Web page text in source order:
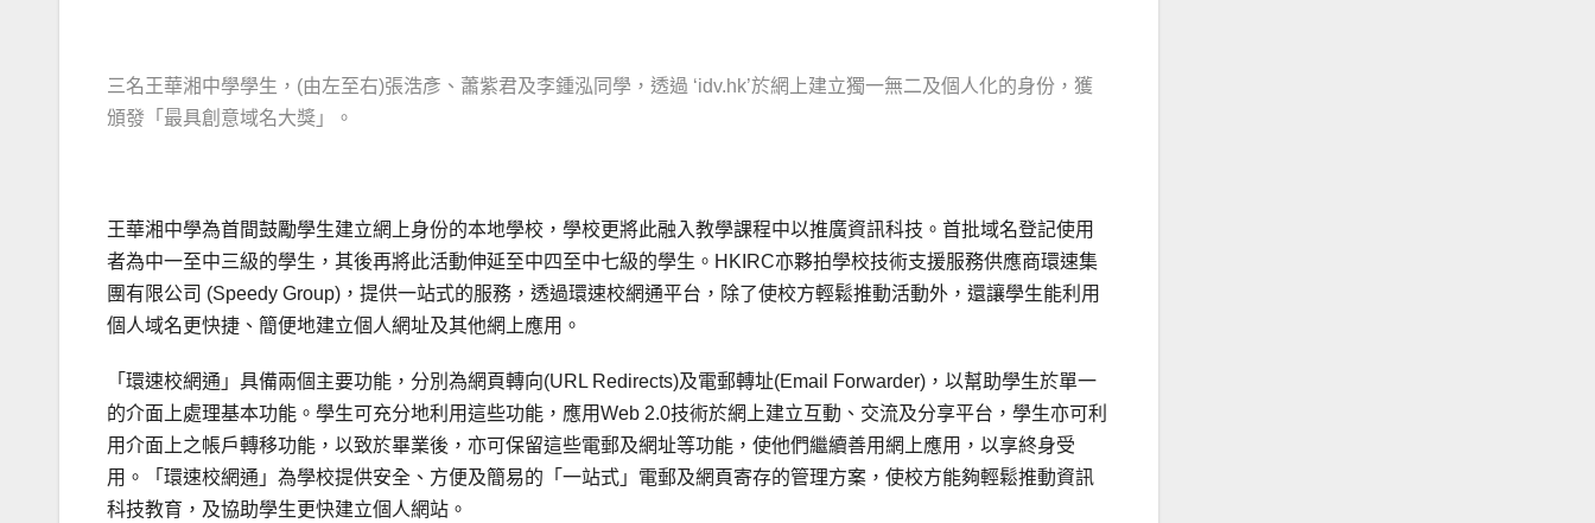
三名王華湘中學學生，(由左至右)張浩彥、蕭紫君及李鍾泓同學，透過 ‘idv.hk’於網上建立獨一無二及個人化的身份，獲
頒發「最具創意域名大獎」。
王華湘中學為首間鼓勵學生建立網上身份的本地學校，學校更將此融入教學課程中以推廣資訊科技。首批域名登記使用
者為中一至中三級的學生，其後再將此活動伸延至中四至中七級的學生。HKIRC亦夥拍學校技術支援服務供應商環速集
團有限公司 (Speedy Group)，提供一站式的服務，透過環速校網通平台，除了使校方輕鬆推動活動外，還讓學生能利用
個人域名更快捷、簡便地建立個人網址及其他網上應用。
「環速校網通」具備兩個主要功能，分別為網頁轉向(URL Redirects)及電郵轉址(Email Forwarder)，以幫助學生於單一
的介面上處理基本功能。學生可充分地利用這些功能，應用Web 2.0技術於網上建立互動、交流及分享平台，學生亦可利
用介面上之帳戶轉移功能，以致於畢業後，亦可保留這些電郵及網址等功能，使他們繼續善用網上應用，以享終身受
用。「環速校網通」為學校提供安全、方便及簡易的「一站式」電郵及網頁寄存的管理方案，使校方能夠輕鬆推動資訊
科技教育，及協助學生更快建立個人網站。